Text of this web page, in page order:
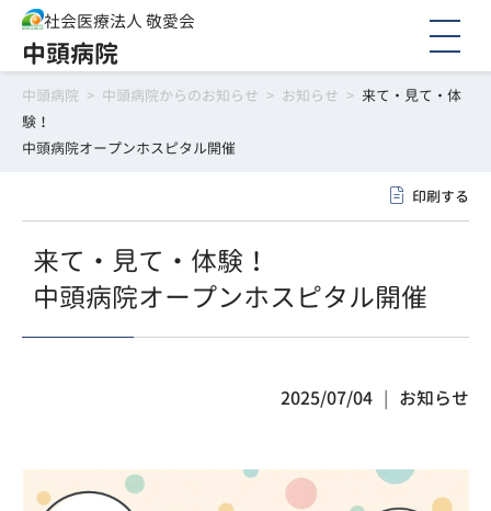
社会医療法人 敬愛会
中頭病院
中頭病院 > 中頭病院からのお知らせ > お知らせ > 来て・見て・体
験！
中頭病院オープンホスピタル開催
印刷する
来て・見て・体験！
中頭病院オープンホスピタル開催
2025/07/04 お知らせ